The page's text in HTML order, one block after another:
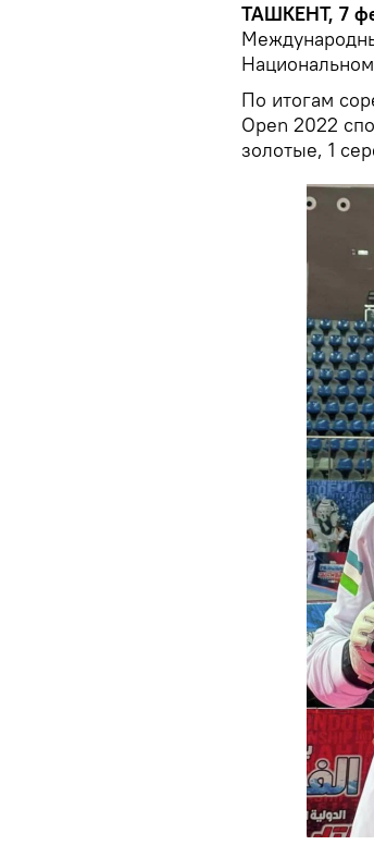
ТАШКЕНТ, 7
По итогам
Open 2022
золотые, 1